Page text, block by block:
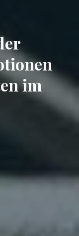
im